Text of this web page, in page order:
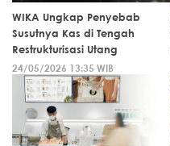
WIKA Ungkap Penyebab
Susutnya Kas di Tengah
Restrukturisasi Utang
24/05/2026 13:35 WIB